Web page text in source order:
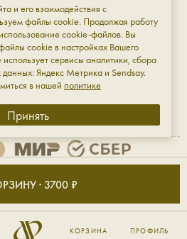
КОРЗИНА ПРОФИЛЬ
· 3700 ₽
3 этаж
ст. м. «Площадь Восстания»
ИНН: 501820516976
и его взаимодействия с
файлы cookie. Продолжая работу
cookie-файлов. Вы
cookie в настройках Вашего
сервисы аналитики, сбора
Яндекс Метрика и Sendsay.
в нашей политике
Принять